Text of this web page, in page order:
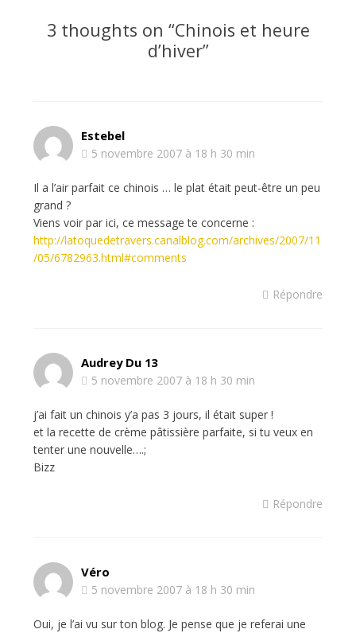
3 thoughts on “Chinois et heure
d’hiver”
Estebel
5 novembre 2007 à 18 h 30 min
Il a l’air parfait ce chinois … le plat était peut-être un peu
grand ?
Viens voir par ici, ce message te concerne :
http://latoquedetravers.canalblog.com/archives/2007/11
/05/6782963.html#comments
Répondre
Audrey Du 13
5 novembre 2007 à 18 h 30 min
j’ai fait un chinois y’a pas 3 jours, il était super !
et la recette de crème pâtissière parfaite, si tu veux en
tenter une nouvelle….;
Bizz
Répondre
Véro
5 novembre 2007 à 18 h 30 min
Oui, je l’ai vu sur ton blog. Je pense que je referai une